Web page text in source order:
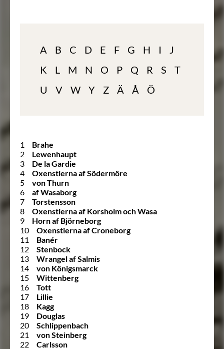
A B C D E F G H I
J
K
L M N O P Q R S
T
U
V W Y Z Ä Å Ö
1
Brahe
2
Lewenhaupt
3
De la Gardie
4
Oxenstierna af Södermöre
5
von Thurn
6
af Wasaborg
7
Torstensson
8
Oxenstierna af Korsholm och Wasa
9
Horn af Björneborg
10
Oxenstierna af Croneborg
11
Banér
12
Stenbock
13
Wrangel af Salmis
14
von Königsmarck
15
Wittenberg
16
Tott
17
Lillie
18
Kagg
19
Douglas
20
Schlippenbach
21
von Steinberg
22
Carlsson